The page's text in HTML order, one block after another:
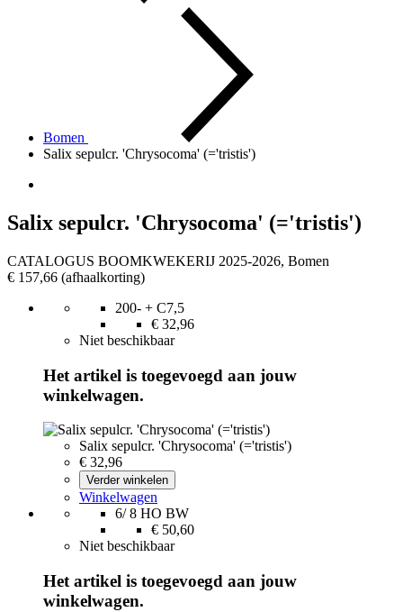
Bomen
Salix sepulcr. 'Chrysocoma' (='tristis')
Salix sepulcr. 'Chrysocoma' (='tristis')
CATALOGUS BOOMKWEKERIJ 2025-2026, Bomen
€ 157,66 (afhaalkorting)
200- + C7,5
€ 32,96
Niet beschikbaar
Het artikel is toegevoegd aan jouw
winkelwagen.
Salix sepulcr. 'Chrysocoma' (='tristis')
€ 32,96
Verder winkelen
Winkelwagen
6/ 8 HO BW
€ 50,60
Niet beschikbaar
Het artikel is toegevoegd aan jouw
winkelwagen.